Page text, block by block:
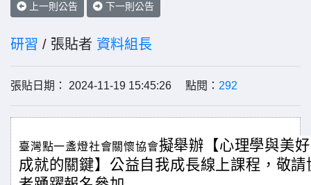
上一則公告 下一則公告
研習 / 張貼者 資料組長
張貼日期： 2024-11-19 15:45:26 點閱： 292
臺灣點一盞燈社會關懷協會擬舉辦【心理學與美
成就的關鍵】公益自我成長線上課程，敬